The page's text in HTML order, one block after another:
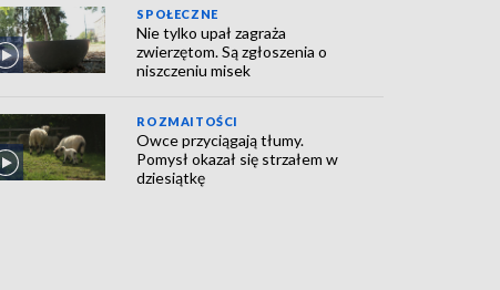
SPOŁECZNE
Nie tylko upał zagraża
zwierzętom. Są zgłoszenia o
niszczeniu misek
ROZMAITOŚCI
Owce przyciągają tłumy.
Pomysł okazał się strzałem w
dziesiątkę